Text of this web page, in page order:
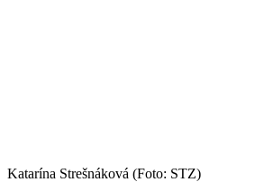
Katarína Strešnáková (Foto: STZ)